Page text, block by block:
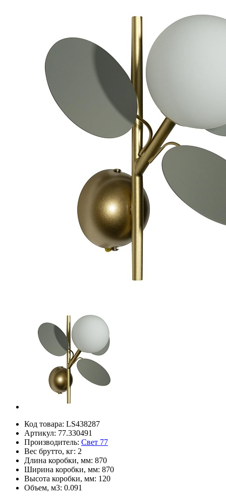
Код товара: LS438287
Артикул: 77.330491
Производитель: Свет 77
Вес брутто, кг: 2
Длина коробки, мм: 870
Ширина коробки, мм: 870
Высота коробки, мм: 120
Объем, м3: 0.091